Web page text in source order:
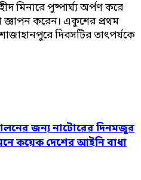
মিনারে পুষ্পার্ঘ্য অর্পণ করে
জ্ঞাপন করেন। একুশের প্রথম
শাজাহানপুরে দিবসটির তাৎপর্যকে
জন্য নাটোরের দিনমজুর
কয়েক দেশের আইনি বাধা